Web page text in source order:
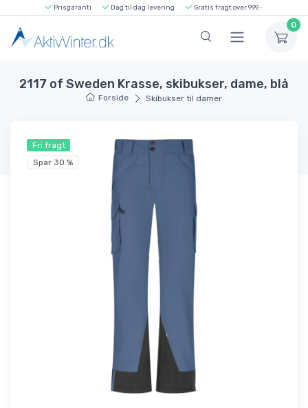
Prisgaranti Dag til dag levering Gratis fragt over 999,-
0
2117 of Sweden Krasse, skibukser, dame, blå
Forside Skibukser til damer
Fri fragt
Spar 30 %